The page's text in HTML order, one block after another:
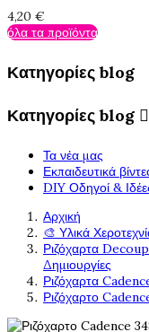
4,20 €
όλα τα προϊόντα
Κατηγορίες blog
Κατηγορίες blog 
Τα νέα μας
Εκπαιδευτικά
DIY Οδηγοί &
Αρχική
🎨 Υλικά
Ριζόχαρτα
Δημιουργίες
Ριζόχαρτα
Ριζόχαρτο